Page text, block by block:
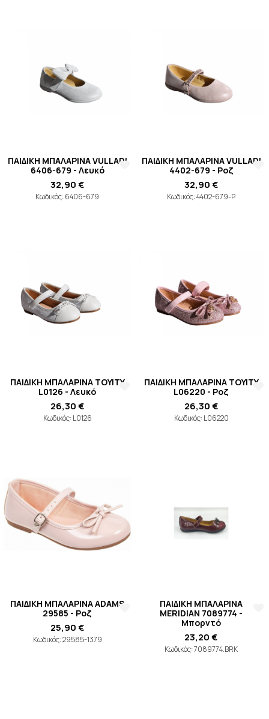
ΠΑΙΔΙΚΗ ΜΠΑΛΑΡΙΝΑ VULLADI
6406-679 - Λευκό
32,90 €
Κωδικός: 6406-679
ΠΑΙΔΙΚΗ ΜΠΑΛΑΡΙΝΑ VULLADI
4402-679 - Ροζ
32,90 €
Κωδικός: 4402-679-P
ΠΑΙΔΙΚΗ ΜΠΑΛΑΡΙΝΑ TOYITY
L0126 - Λευκό
26,30 €
Κωδικός: L0126
ΠΑΙΔΙΚΗ ΜΠΑΛΑΡΙΝΑ TOYITY
L06220 - Ροζ
26,30 €
Κωδικός: L06220
ΠΑΙΔΙΚΗ ΜΠΑΛΑΡΙΝΑ ADAMS
29585 - Ροζ
25,90 €
Κωδικός: 29585-1379
ΠΑΙΔΙΚΗ ΜΠΑΛΑΡΙΝΑ
MERIDIAN 7089774 -
Μπορντό
23,20 €
Κωδικός: 7089774.BRK